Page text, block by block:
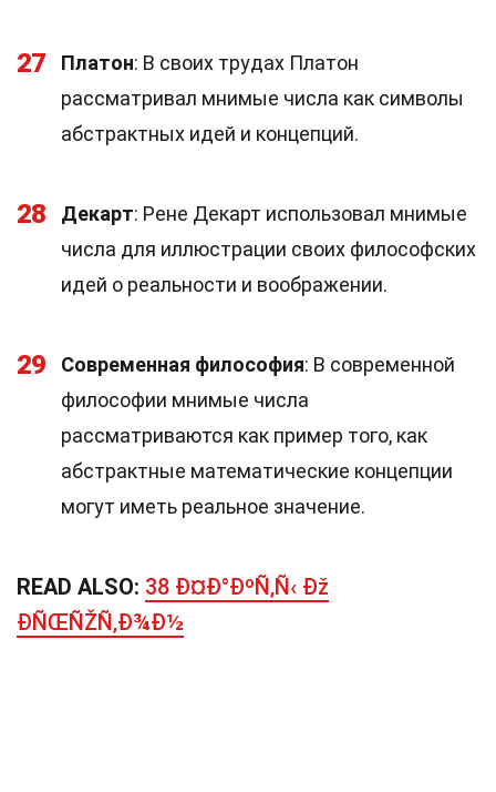
27 Платон: В своих трудах Платон
рассматривал мнимые числа как символы
абстрактных идей и концепций.
28 Декарт: Рене Декарт использовал мнимые
числа для иллюстрации своих философских
идей о реальности и воображении.
29 Современная философия: В современной
философии мнимые числа
рассматриваются как пример того, как
абстрактные математические концепции
могут иметь реальное значение.
READ ALSO: 38 Ð¤Ð°ÐºÑ‚Ñ‹ Ðž
ÐÑŒÑŽÑ‚Ð¾Ð½